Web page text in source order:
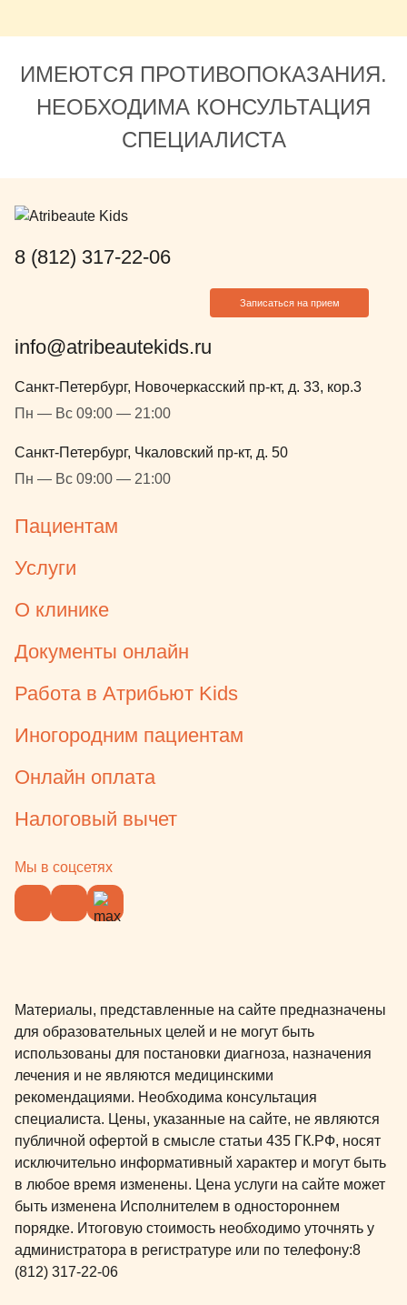
ИМЕЮТСЯ ПРОТИВОПОКАЗАНИЯ.
НЕОБХОДИМА КОНСУЛЬТАЦИЯ
СПЕЦИАЛИСТА
8 (812) 317-22-06
Записаться на прием
info@atribeautekids.ru
Санкт-Петербург, Новочеркасский пр-кт, д. 33, кор.3
Пн — Вс 09:00 — 21:00
Санкт-Петербург, Чкаловский пр-кт, д. 50
Пн — Вс 09:00 — 21:00
Пациентам
Услуги
О клинике
Документы онлайн
Работа в Атрибьют Kids
Иногородним пациентам
Онлайн оплата
Налоговый вычет
Мы в соцсетях
Материалы, представленные на сайте предназначены
для образовательных целей и не могут быть
использованы для постановки диагноза, назначения
лечения и не являются медицинскими
рекомендациями. Необходима консультация
специалиста. Цены, указанные на сайте, не являются
публичной офертой в смысле статьи 435 ГК.РФ, носят
исключительно информативный характер и могут быть
в любое время изменены. Цена услуги на сайте может
быть изменена Исполнителем в одностороннем
порядке. Итоговую стоимость необходимо уточнять у
администратора в регистратуре или по телефону:8
(812) 317-22-06